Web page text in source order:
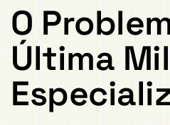
O
Última